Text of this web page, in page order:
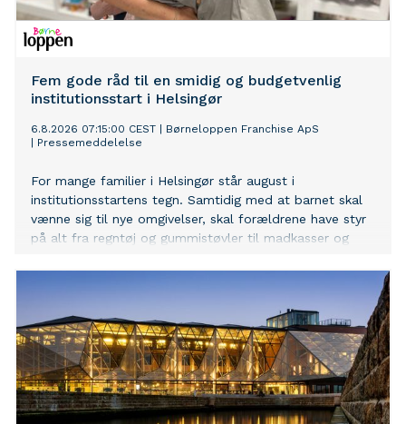
Fem gode råd til en smidig og budgetvenlig
institutionsstart i Helsingør
6.8.2026 07:15:00 CEST
Børneloppen Franchise ApS
Pressemeddelelse
For mange familier i Helsingør står august i
institutionsstartens tegn. Samtidig med at barnet skal
vænne sig til nye omgivelser, skal forældrene have styr
på alt fra regntøj og gummistøvler til madkasser og
udgifterne kan løbe op.